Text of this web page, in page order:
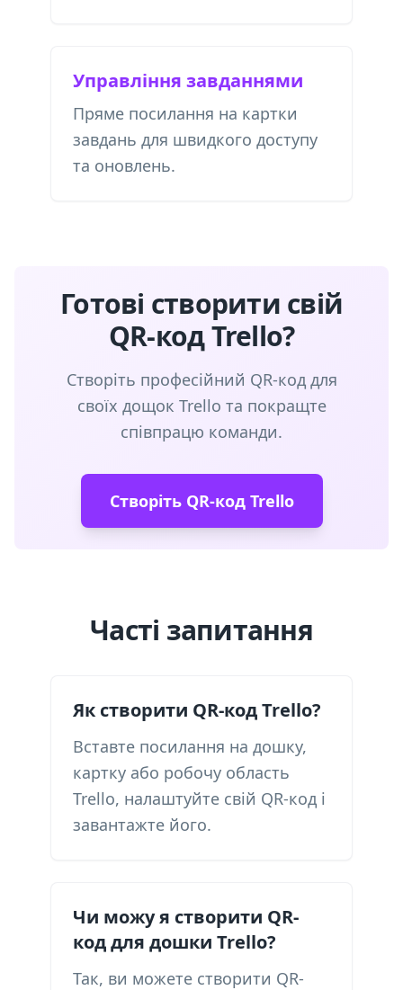
Управління завданнями
Пряме посилання на картки
завдань для швидкого доступу
та оновлень.
Готові створити свій
QR-код Trello?
Створіть професійний QR-код для
своїх дощок Trello та покращте
співпрацю команди.
Створіть QR-код Trello
Часті запитання
Як створити QR-код Trello?
Вставте посилання на дошку,
картку або робочу область
Trello, налаштуйте свій QR-код і
завантажте його.
Чи можу я створити QR-
код для дошки Trello?
Так, ви можете створити QR-